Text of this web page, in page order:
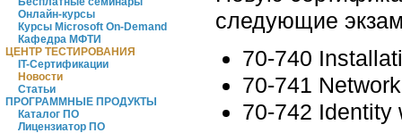
Онлайн-курсы
Курсы Microsoft On-Demand
Кафедра МФТИ
ЦЕНТР ТЕСТИРОВАНИЯ
IT-Сертификации
Новости
Статьи
ПРОГРАММНЫЕ ПРОДУКТЫ
Каталог ПО
Лицензиатор ПО
следующие
70-740
70-741
70-742 Identity